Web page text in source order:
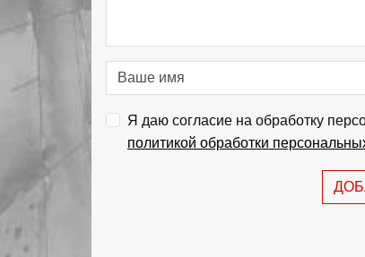
Я даю согласие на обработку
политикой обработки